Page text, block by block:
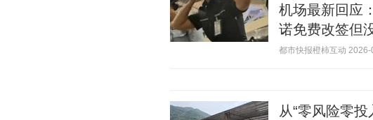
机场最新回应
诺免费改签但
都市快报橙柿互动
从“零风险零